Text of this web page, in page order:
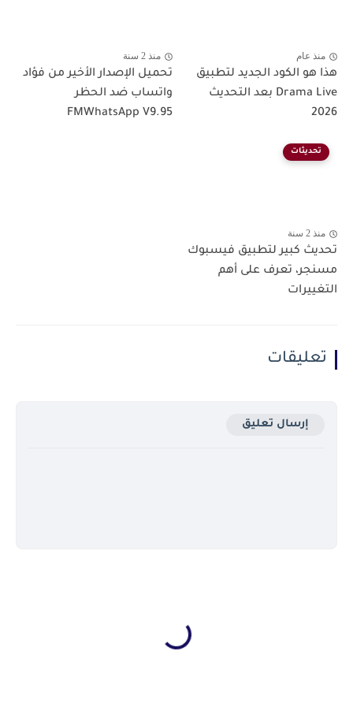
منذ عام
هذا هو الكود الجديد لتطبيق
Drama Live بعد التحديث
2026
منذ 2 سنة
تحميل الإصدار الأخير من فؤاد
واتساب ضد الحظر
FMWhatsApp V9.95
تحديثات
منذ 2 سنة
تحديث كبير لتطبيق فيسبوك
مسنجر، تعرف على أهم
التغييرات
تعليقات
إرسال تعليق